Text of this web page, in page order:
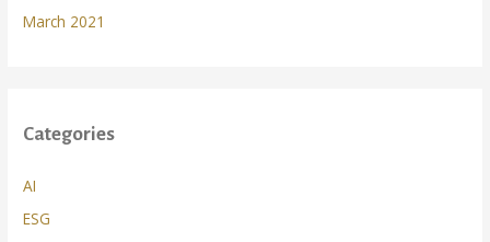
March 2021
Categories
AI
ESG